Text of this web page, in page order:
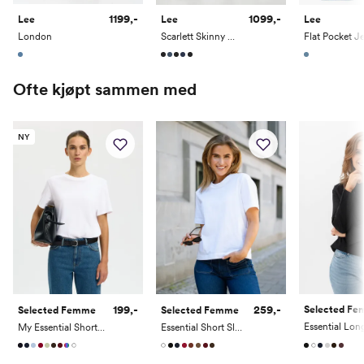
34
36
Benlengde:
Innersøm Innerben (cm)
79
35"
Lee
London
1199,-
Lee
Scarlett Skinny High
1099,-
Lee
Flat Pocket
Ofte kjøpt sammen med
NY
Selected Femme
199,-
Selected Femme
259,- Selected